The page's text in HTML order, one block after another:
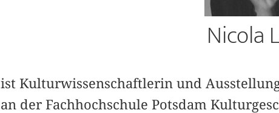
Nicola
ist Kulturwissenschaftlerin und
an der Fachhochschule Potsdam